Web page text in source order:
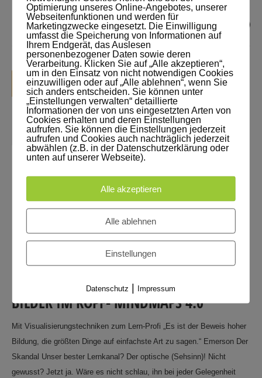
Posted byJens Voigt
MÄRZ2018
09
KATEGORIEN:
Lernmethoden,
aus Akademie und
Lernwerkstatt
BILDER IM KOPF- MINDMAPS 4.0
Mit Visualisierungstechniken zum Lern-Profi „Es ist der Beweis hoher
Bildung, die größten Dinge auf einfachste Art zu sagen.“ Emerson Der
Skandal Unser bester Lernkanal? Der optische (Sehsinn)! Nicht
gewusst? Jetzt ja. Wäre es nicht schlau, ihn bei jeder Gelegenheit
Optimierung unseres Online-Angebotes, unserer
Webseitenfunktionen und werden für
Marketingzwecke eingesetzt. Die Einwilligung
umfasst die Speicherung von Informationen auf
Ihrem Endgerät, das Auslesen
personenbezogener Daten sowie deren
Verarbeitung. Klicken Sie auf „Alle akzeptieren“,
um in den Einsatz von nicht notwendigen Cookies
einzuwilligen oder auf „Alle ablehnen“, wenn Sie
sich anders entscheiden. Sie können unter
„Einstellungen verwalten“ detaillierte
Informationen der von uns eingesetzten Arten von
Cookies erhalten und deren Einstellungen
aufrufen. Sie können die Einstellungen jederzeit
aufrufen und Cookies auch nachträglich jederzeit
abwählen (z.B. in der Datenschutzerklärung oder
unten auf unserer Webseite).
Alle akzeptieren
Alle ablehnen
Einstellungen
Datenschutz | Impressum